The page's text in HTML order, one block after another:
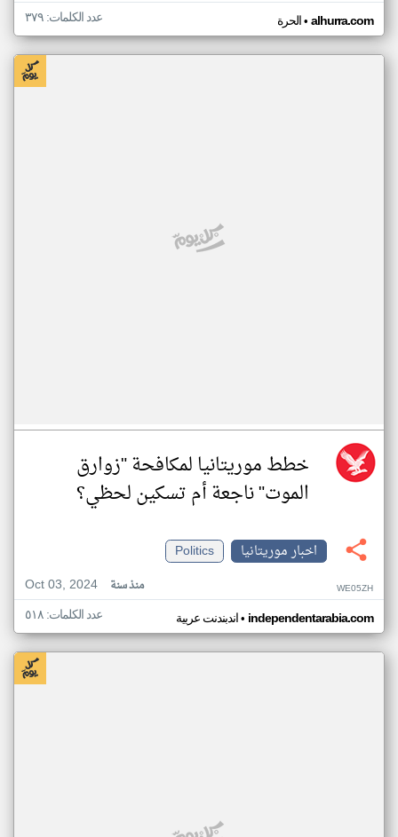
الحرة• alhurra.com عدد الكلمات: ٣٧٩
خطط موريتانيا لمكافحة "زوارق
الموت" ناجعة أم تسكين لحظي؟
اخبار موريتانيا
Politics
Oct 03, 2024
منذ سنة WE05ZH
اندبندنت عربية• independentarabia.com عدد الكلمات: ٥١٨